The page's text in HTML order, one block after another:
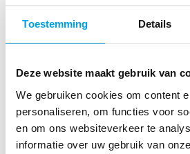
Toestemming Details
Deze website maakt gebruik van
We gebruiken cookies om content
personaliseren, om functies voor
en om ons websiteverkeer te
informatie over uw gebruik van
Samen tekorten
netwerk opgebouwd. Daarnaast werkt
met haar moederbedrijf Medcor
weer onderdeel is van Mosadex.
alle apothekers leveren en dus niet